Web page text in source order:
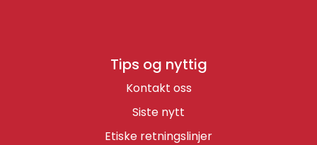
Tips og nyttig
Kontakt oss
Siste nytt
Etiske retningslinjer